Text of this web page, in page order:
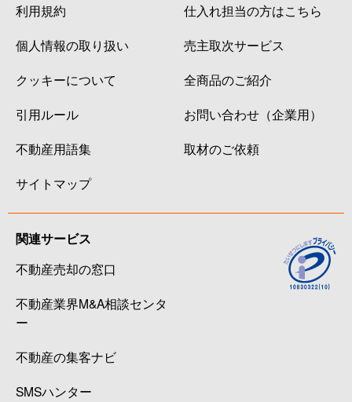
利用規約
個人情報の取り扱い
クッキーについて
引用ルール
不動産用語集
サイトマップ
仕入れ担当の方はこちら
売主取次サービス
全商品のご紹介
お問い合わせ（企業用）
取材のご依頼
関連サービス
不動産売却の窓口
不動産業界M&A相談センタ
ー
不動産の集客ナビ
SMSハンター